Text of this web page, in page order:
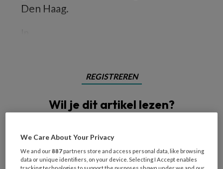
Den Haag.
REGISTREREN
Wil je dit artikel lezen?
artikelen gratis per maand
Al een account of abonnement?Log dan in
We Care About Your Privacy
We and our887 partners store and access personal data, like browsing
data or unique identifiers, on your device. Selecting I Accept enables
tracking technologies to support the purposes shown under we and our